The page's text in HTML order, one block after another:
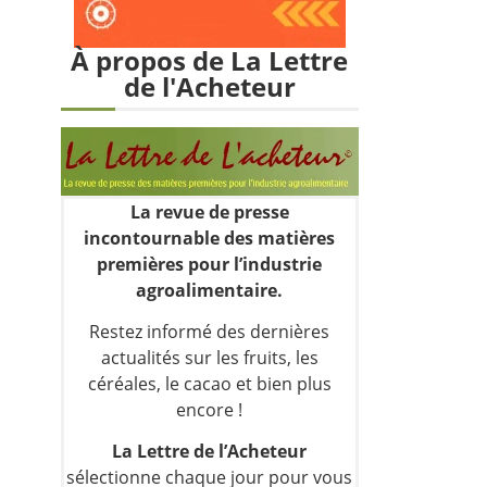
À propos de La Lettre
de l'Acheteur
La revue de presse
incontournable des matières
premières pour l’industrie
agroalimentaire.
Restez informé des dernières
actualités sur les fruits, les
céréales, le cacao et bien plus
encore !
La Lettre de l’Acheteur
sélectionne chaque jour pour vous